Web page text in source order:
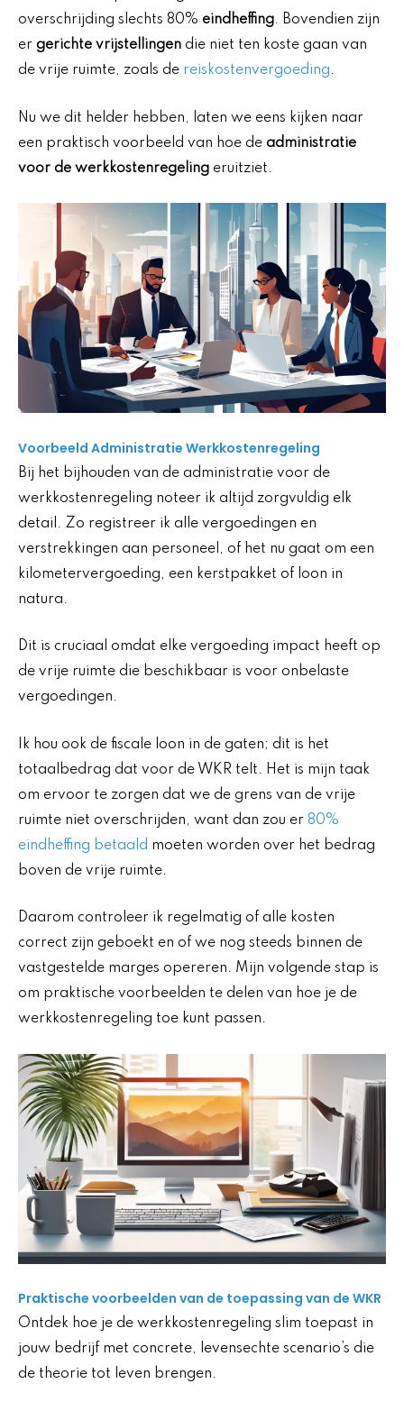
overschrijding slechts 80% eindheffing. Bovendien zijn
er gerichte vrijstellingen die niet ten koste gaan van
de vrije ruimte, zoals de reiskostenvergoeding.
Nu we dit helder hebben, laten we eens kijken naar
een praktisch voorbeeld van hoe de administratie
voor de werkkostenregeling eruitziet.
Voorbeeld Administratie Werkkostenregeling
Bij het bijhouden van de administratie voor de
werkkostenregeling noteer ik altijd zorgvuldig elk
detail. Zo registreer ik alle vergoedingen en
verstrekkingen aan personeel, of het nu gaat om een
kilometervergoeding, een kerstpakket of loon in
natura.
Dit is cruciaal omdat elke vergoeding impact heeft op
de vrije ruimte die beschikbaar is voor onbelaste
vergoedingen.
Ik hou ook de fiscale loon in de gaten; dit is het
totaalbedrag dat voor de WKR telt. Het is mijn taak
om ervoor te zorgen dat we de grens van de vrije
ruimte niet overschrijden, want dan zou er 80%
eindheffing betaald moeten worden over het bedrag
boven de vrije ruimte.
Daarom controleer ik regelmatig of alle kosten
correct zijn geboekt en of we nog steeds binnen de
vastgestelde marges opereren. Mijn volgende stap is
om praktische voorbeelden te delen van hoe je de
werkkostenregeling toe kunt passen.
Praktische voorbeelden van de toepassing van de WKR
Ontdek hoe je de werkkostenregeling slim toepast in
jouw bedrijf met concrete, levensechte scenario’s die
de theorie tot leven brengen.